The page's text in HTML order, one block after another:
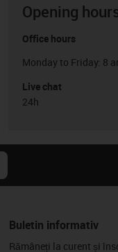
Opening
Office hours
Monday to Friday: 8
Live chat
24h
Buletin informativ
Rămâneți la curent și